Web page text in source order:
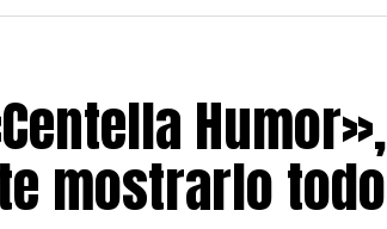
Humor»,
mostrarlo todo